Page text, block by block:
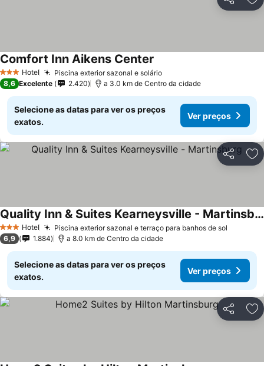
Partilhar
3 EstrelasHotel Piscina exterior sazonal e solário
Comfort Inn Aikens Center
8,6 Excelente 2.420 a 3.0 km de Centro da cidade
Selecione as datas para ver os preços
exatos.
Ver preços
Partilhar
3 EstrelasHotel Piscina exterior sazonal e terraço para banhos de sol
Quality Inn & Suites Kearneysville - Martinsburg
6,9 1.884 a 8.0 km de Centro da cidade
Selecione as datas para ver os preços
exatos.
Ver preços
Partilhar